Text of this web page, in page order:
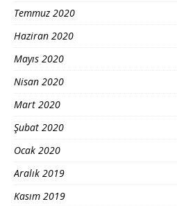
Temmuz 2020
Haziran 2020
Mayıs 2020
Nisan 2020
Mart 2020
Şubat 2020
Ocak 2020
Aralık 2019
Kasım 2019